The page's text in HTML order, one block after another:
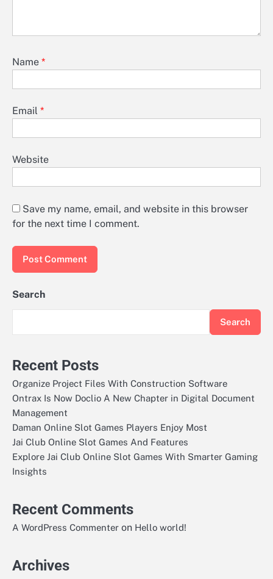
Name *
Email *
Website
Save my name, email, and website in this browser
for the next time I comment.
Search
Search
Recent Posts
Organize Project Files With Construction Software
Ontrax Is Now Doclio A New Chapter in Digital Document
Management
Daman Online Slot Games Players Enjoy Most
Jai Club Online Slot Games And Features
Explore Jai Club Online Slot Games With Smarter Gaming
Insights
Recent Comments
A WordPress Commenter on Hello world!
Archives